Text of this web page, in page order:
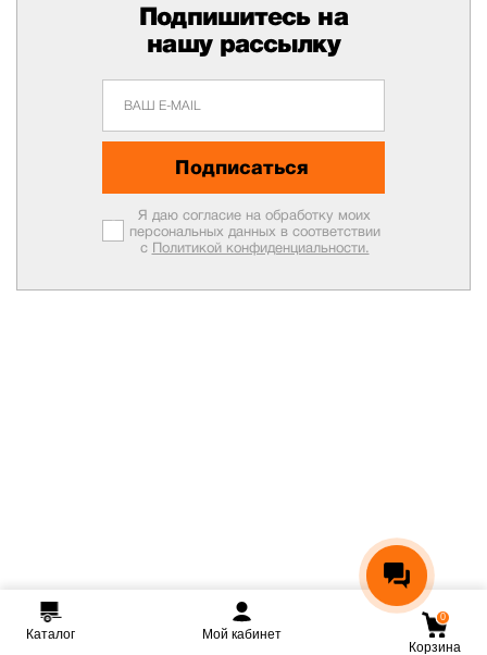
Подпишитесь на
нашу рассылку
Подписаться
Я даю согласие на обработку моих
персональных данных в соответствии
с Политикой конфиденциальности.
Каталог Мой кабинет
0
Корзина